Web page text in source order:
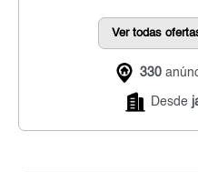
Ver todas
330
Desde